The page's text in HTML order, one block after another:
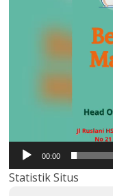
00:00
Statistik Situs